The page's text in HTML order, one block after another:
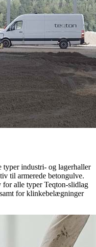
typer industri- og lagerhaller
til armerede betongulve.
for alle typer Teqton-slidlag
for klinkebelægninger